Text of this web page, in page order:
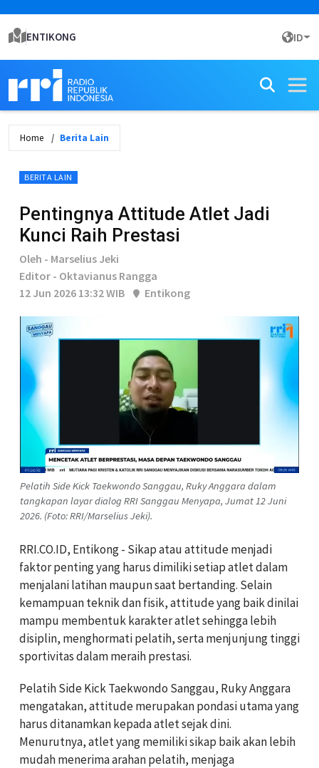
ENTIKONG ID
Home Berita Lain
BERITA LAIN
Pentingnya Attitude Atlet Jadi
Kunci Raih Prestasi
Oleh - Marselius Jeki
Editor - Oktavianus Rangga
12 Jun 2026 13:32 WIB
Entikong
Pelatih Side Kick Taekwondo Sanggau, Ruky Anggara dalam
tangkapan layar dialog RRI Sanggau Menyapa, Jumat 12 Juni
2026. (Foto: RRI/Marselius Jeki).
RRI.CO.ID, Entikong - Sikap atau attitude menjadi
faktor penting yang harus dimiliki setiap atlet dalam
menjalani latihan maupun saat bertanding. Selain
kemampuan teknik dan fisik, attitude yang baik dinilai
mampu membentuk karakter atlet sehingga lebih
disiplin, menghormati pelatih, serta menjunjung tinggi
sportivitas dalam meraih prestasi.
Pelatih Side Kick Taekwondo Sanggau, Ruky Anggara
mengatakan, attitude merupakan pondasi utama yang
harus ditanamkan kepada atlet sejak dini.
Menurutnya, atlet yang memiliki sikap baik akan lebih
mudah menerima arahan pelatih, menjaga